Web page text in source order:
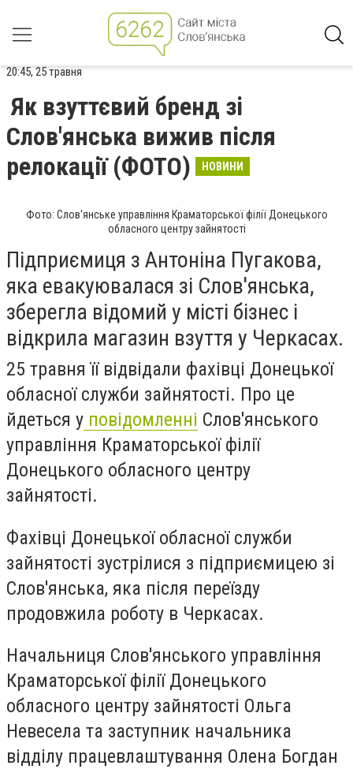
20:45, 25 травня
Як взуттєвий бренд зі
Слов'янська вижив після
релокації (ФОТО)
НОВИНИ
Фото: Слов'янське управління Краматорської філії Донецького
обласного центру зайнятості
Підприємиця з Антоніна Пугакова,
яка евакуювалася зі Слов'янська,
зберегла відомий у місті бізнес і
відкрила магазин взуття у Черкасах.
25 травня її відвідали фахівці Донецької
обласної служби зайнятості. Про це
йдеться у повідомленні Слов'янського
управління Краматорської філії
Донецького обласного центру
зайнятості.
Фахівці Донецької обласної служби
зайнятості зустрілися з підприємицею зі
Слов'янська, яка після переїзду
продовжила роботу в Черкасах.
Начальниця Слов'янського управління
Краматорської філії Донецького
обласного центру зайнятості Ольга
Невесела та заступник начальника
відділу працевлаштування Олена Богдан